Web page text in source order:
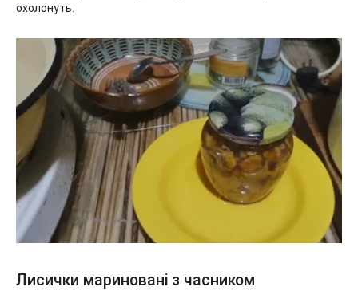
охолонуть.
Лисички мариновані з часником